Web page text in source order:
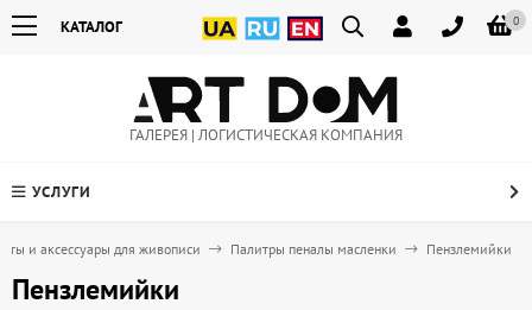
0
КАТАЛОГ
ГАЛЕРЕЯ | ЛОГИСТИЧЕСКАЯ КОМПАНИЯ
УСЛУГИ
и аксессуары для живописи Палитры пеналы масленки Пензлемийки
Пензлемийки